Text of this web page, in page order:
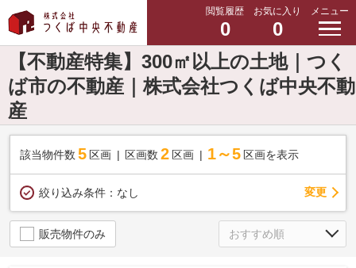
閲覧履歴
0
お気に入り
0
メニュー
【不動産特集】300㎡以上の土地｜つく
ば市の不動産｜株式会社つくば中央不動
産
該当物件数 5 区画 区画数 2 区画 1～5 区画を表示
絞り込み条件： なし 変更
販売物件のみ